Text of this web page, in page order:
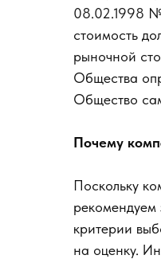
08.02.1998 №
стоимость
рыночной
Общества
Общество
Почему
Поскольку
рекомендуем
критерии
на оценку.